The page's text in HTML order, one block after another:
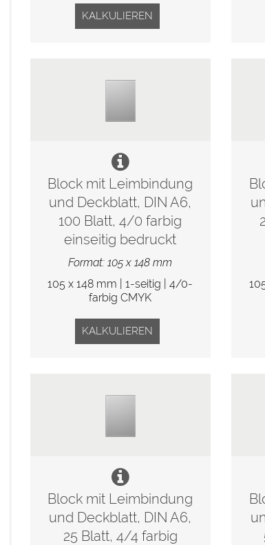
KALKULIEREN
Block mit Leimbindung
und Deckblatt, DIN A6,
100 Blatt, 4/0 farbig
einseitig bedruckt
Format: 105 x 148 mm
105 x 148 mm | 1-seitig | 4/0-
farbig CMYK
KALKULIEREN
Block mit Leimbindung
und Deckblatt, DIN A6,
25 Blatt, 4/4 farbig